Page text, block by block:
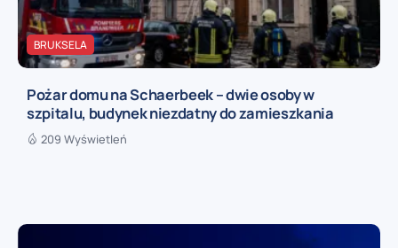
BRUKSELA
Pożar domu na Schaerbeek – dwie osoby w
szpitalu, budynek niezdatny do zamieszkania
209 Wyświetleń